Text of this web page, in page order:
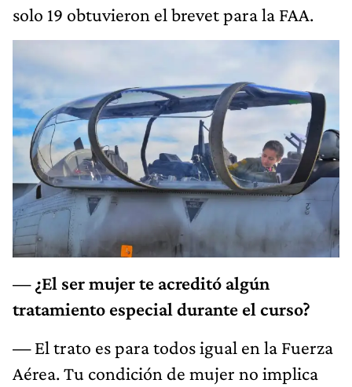
solo 19 obtuvieron el brevet para la FAA.
— ¿El ser mujer te acreditó algún
tratamiento especial durante el curso?
—El trato es para todos igual en la Fuerza
Aérea. Tu condición de mujer no implica